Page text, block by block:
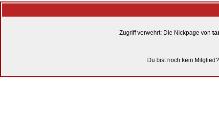
Zugriff verwehrt: Die Nickpage von
Du bist noch kein